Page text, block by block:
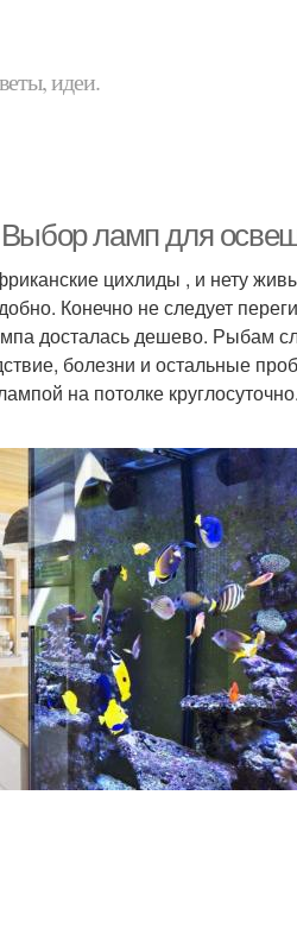
идеи.
ламп для
цихлиды , и нету
Конечно не следует
досталась дешево. Рыбам
болезни и остальные
на потолке